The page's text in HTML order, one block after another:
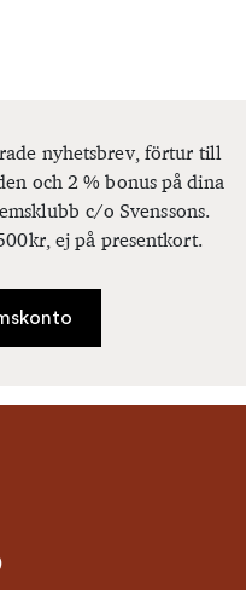
nyhetsbrev, förtur till
och 2 % bonus på dina
c/o Svenssons.
ej på presentkort.